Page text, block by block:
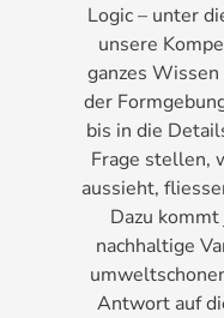
Logic – unter
unsere
ganzes
der
bis in die
Frage stellen,
aussieht,
Dazu kommt
nachhaltige
Antwort auf